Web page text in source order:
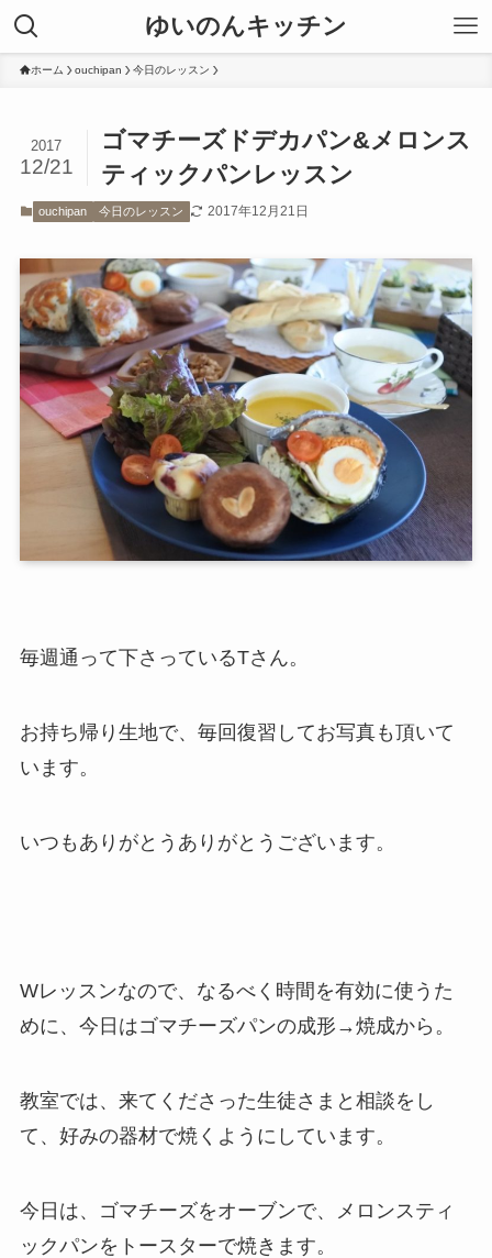
ゆいのんキッチン
ホーム ouchipan 今日のレッスン
ゴマチーズドデカパン&メロンス
ティックパンレッスン
2017
12/21
ouchipan 今日のレッスン 2017年12月21日
毎週通って下さっているTさん。
お持ち帰り生地で、毎回復習してお写真も頂いて
います。
いつもありがとうありがとうございます。
Wレッスンなので、なるべく時間を有効に使うた
めに、今日はゴマチーズパンの成形→焼成から。
教室では、来てくださった生徒さまと相談をし
て、好みの器材で焼くようにしています。
今日は、ゴマチーズをオーブンで、メロンスティ
ックパンをトースターで焼きます。